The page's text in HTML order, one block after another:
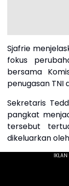
Sjafrie
fokus
bersama
penugasan
Sekretaris
pangkat
tersebut
dikeluarkan